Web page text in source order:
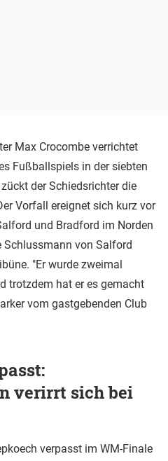
Max Crocombe verrichtet
Fußballspiels in der siebten
der Schiedsrichter die
Vorfall ereignet sich kurz vor
und Bradford im Norden
Schlussmann von Salford
"Er wurde zweimal
trotzdem hat er es gemacht
vom gastgebenden Club
verirrt sich bei
verpasst im WM-Finale